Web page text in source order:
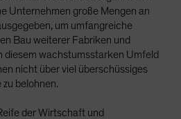
Unternehmen große Mengen an
um umfangreiche
Bau weiterer Fabriken und
diesem wachstumsstarken Umfeld
nicht über viel überschüssiges
belohnen.
der Wirtschaft und